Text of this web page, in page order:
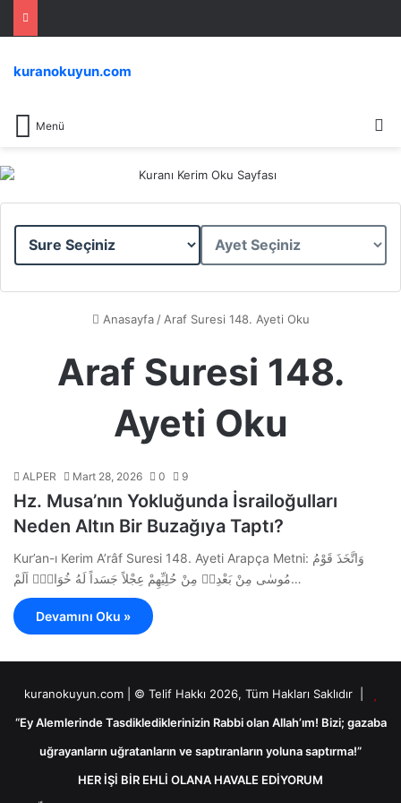
Menü
kuranokuyun.com
Sure
Ayet
Anasayfa / Araf Suresi 148. Ayeti Oku
Araf Suresi 148.
Ayeti Oku
ALPER Mart 28, 2026 0 9
Hz. Musa’nın Yokluğunda İsrailoğulları
Neden Altın Bir Buzağıya Taptı?
Kur’an-ı Kerim A’râf Suresi 148. Ayeti Arapça Metni: وَاتَّخَذَ قَوْمُ
مُوسٰى مِنْ بَعْدِه۪ مِنْ حُلِيِّهِمْ عِجْلاً جَسَداً لَهُ خُوَارٌۜ اَلَمْ…
Devamını Oku »
kuranokuyun.com | © Telif Hakkı 2026, Tüm Hakları Saklıdır |
“Ey Alemlerinde Tasdiklediklerinizin Rabbi olan Allah’ım! Bizi; gazaba
uğrayanların uğratanların ve saptıranların yoluna saptırma!”
HER İŞİ BİR EHLİ OLANA HAVALE EDİYORUM